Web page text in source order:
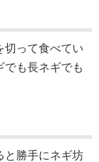
切って食べてい
でも長ネギでも
と勝手にネギ坊